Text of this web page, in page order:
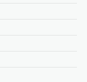
മൈസൂരു-